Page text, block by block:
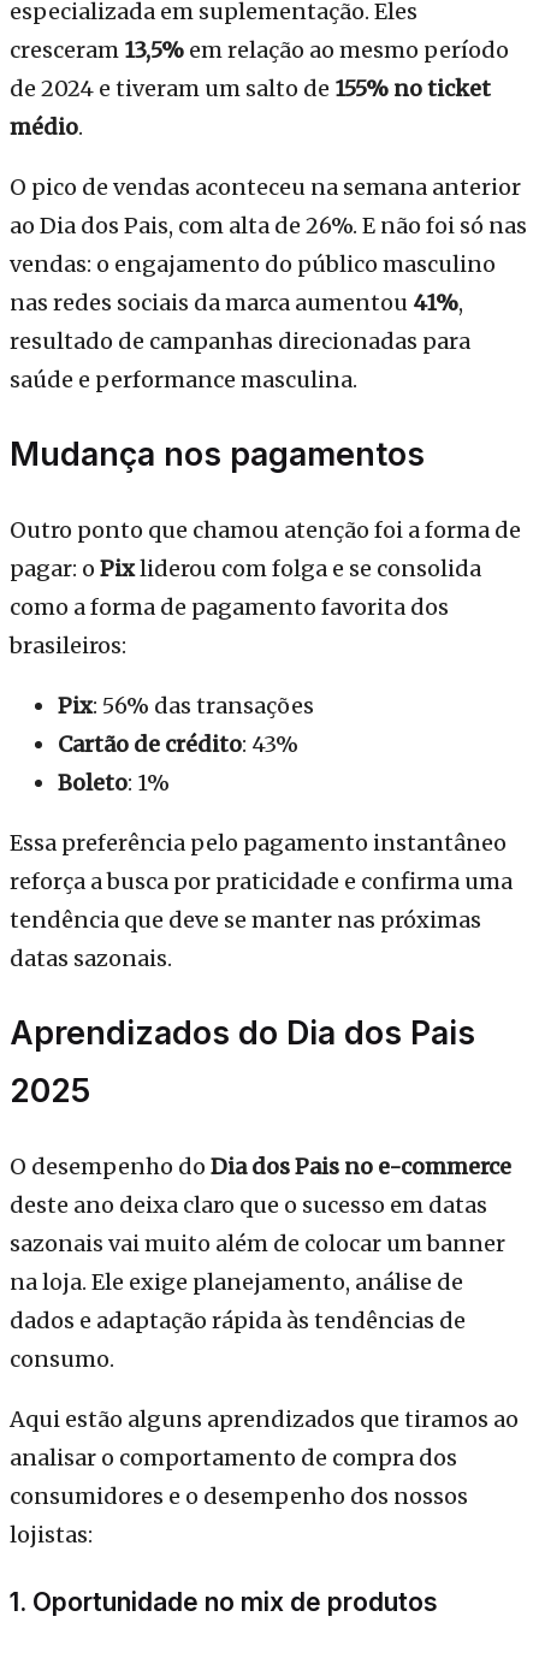
especializada em suplementação. Eles
cresceram 13,5% em relação ao mesmo período
de 2024 e tiveram um salto de 155% no ticket
médio.
O pico de vendas aconteceu na semana anterior
ao Dia dos Pais, com alta de 26%. E não foi só nas
vendas: o engajamento do público masculino
nas redes sociais da marca aumentou 41%,
resultado de campanhas direcionadas para
saúde e performance masculina.
Mudança nos pagamentos
Outro ponto que chamou atenção foi a forma de
pagar: o Pixliderou com folga e se consolida
como a forma de pagamento favorita dos
brasileiros:
Pix: 56% das transações
Cartão de crédito: 43%
Boleto: 1%
Essa preferência pelo pagamento instantâneo
reforça a busca por praticidade e confirma uma
tendência que deve se manter nas próximas
datas sazonais.
Aprendizados do Dia dos Pais
2025
O desempenho do Dia dos Pais no e-commerce
deste ano deixa claro que o sucesso em datas
sazonais vai muito além de colocar um banner
na loja. Ele exige planejamento, análise de
dados e adaptação rápida às tendências de
consumo.
Aqui estão alguns aprendizados que tiramos ao
analisar o comportamento de compra dos
consumidores e o desempenho dos nossos
lojistas:
1. Oportunidade no mix de produtos